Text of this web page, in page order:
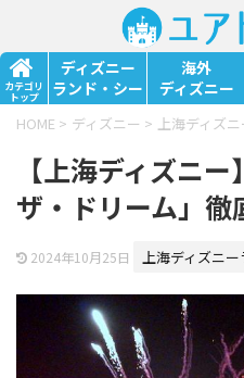
カテゴリ
トップ
ディズニー
ランド・シー
海外
ディズニー
HOME > ディズニー > 上海ディズ
【上海ディズニ
ザ・ドリーム」徹
2024年10月25日 上海ディズニー